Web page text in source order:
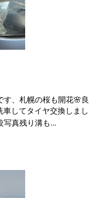
す、札幌の桜も開花🌸良
してタイヤ交換しまし
写真残り溝も...